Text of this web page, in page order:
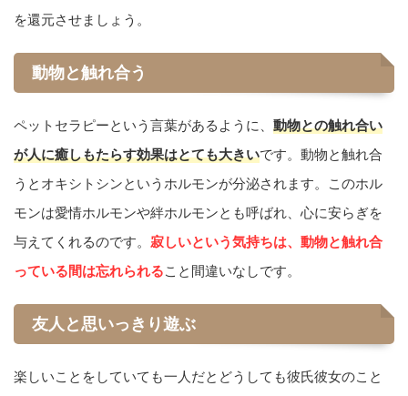
を還元させましょう。
動物と触れ合う
ペットセラピーという言葉があるように、 動物との触れ合い
が人に癒しもたらす効果はとても大きいです。動物と触れ合
うとオキシトシンというホルモンが分泌されます。このホル
モンは愛情ホルモンや絆ホルモンとも呼ばれ、心に安らぎを
与えてくれるのです。 寂しいという気持ちは、動物と触れ合
っている間は忘れられること間違いなしです。
友人と思いっきり遊ぶ
楽しいことをしていても一人だとどうしても彼氏彼女のこと